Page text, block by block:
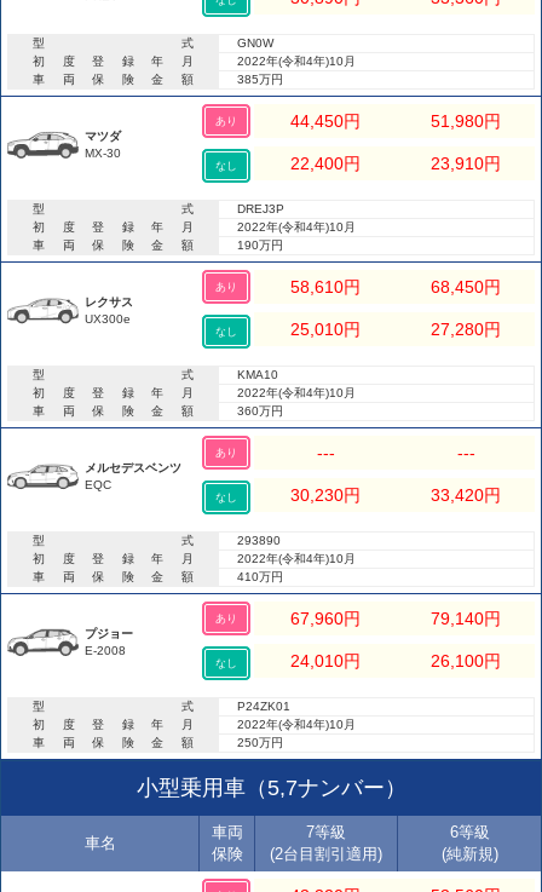
型式
GN0W
初度登録年月
2022年(令和4年)10月
車両保険金額
385万円
マツダ
MX-30
あり 44,450円 51,980円
なし 22,400円 23,910円
型式
DREJ3P
初度登録年月
2022年(令和4年)10月
車両保険金額
190万円
レクサス
UX300e
あり 58,610円 68,450円
なし 25,010円 27,280円
型式
KMA10
初度登録年月
2022年(令和4年)10月
車両保険金額
360万円
メルセデスベンツ
EQC
あり --- ---
なし 30,230円 33,420円
型式
293890
初度登録年月
2022年(令和4年)10月
車両保険金額
410万円
プジョー
E-2008
あり 67,960円 79,140円
なし 24,010円 26,100円
型式
P24ZK01
初度登録年月
2022年(令和4年)10月
車両保険金額
250万円
小型乗用車（5,7ナンバー）
車名
車両
保険
7等級
(2台目割引適用)
6等級
(純新規)